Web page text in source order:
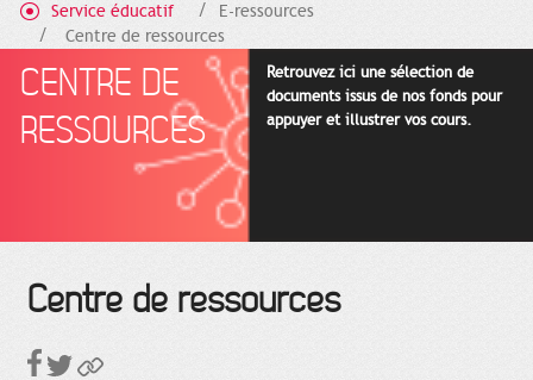
Service éducatif
E-ressources
Centre de ressources
CENTRE DE
RESSOURCES
Retrouvez ici une sélection de
documents issus de nos fonds pour
appuyer et illustrer vos cours.
Centre de ressources